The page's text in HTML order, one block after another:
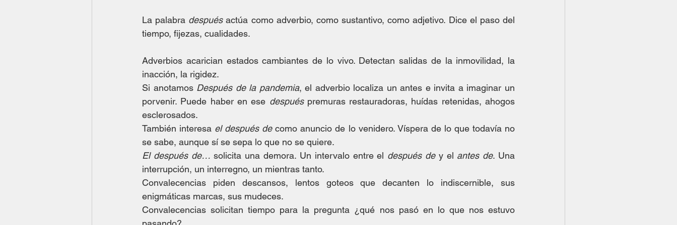
La palabra después actúa como adverbio, como sustantivo, como adjetivo. Dice el paso del
tiempo, fijezas, cualidades.
Adverbios acarician estados cambiantes de lo vivo. Detectan salidas de la inmovilidad, la
inacción, la rigidez.
Si anotamos Después de la pandemia, el adverbio localiza un antes e invita a imaginar un
porvenir. Puede haber en ese después premuras restauradoras, huídas retenidas, ahogos
esclerosados.
También interesa el después de como anuncio de lo venidero. Víspera de lo que todavía no
se sabe, aunque sí se sepa lo que no se quiere.
El después de… solicita una demora. Un intervalo entre el después de y el antes de. Una
interrupción, un interregno, un mientras tanto.
Convalecencias piden descansos, lentos goteos que decanten lo indiscernible, sus
enigmáticas marcas, sus mudeces.
Convalecencias solicitan tiempo para la pregunta ¿qué nos pasó en lo que nos estuvo